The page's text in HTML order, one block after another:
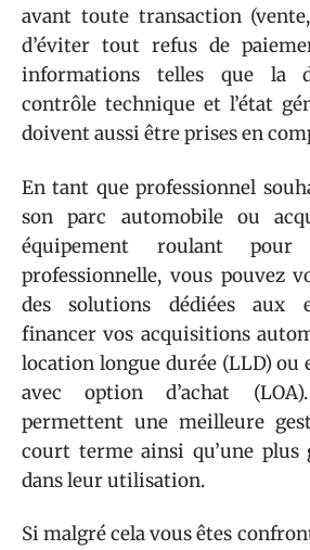
avant toute transaction
d’éviter tout refus de
informations telles que la
contrôle technique et l’état
doivent aussi être prises en
En tant que professionnel
son parc automobile ou
équipement roulant
professionnelle, vous pouvez
des solutions dédiées aux
financer vos acquisitions
location longue durée (LLD) ou
avec option d’achat
permettent une meilleure
court terme ainsi qu’une
dans leur utilisation.
Si malgré cela vous êtes